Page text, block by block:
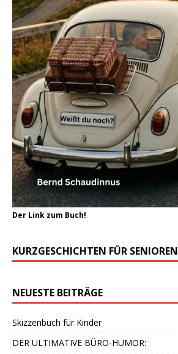
Der Link zum Buch!
KURZGESCHICHTEN FÜR SENIOREN
NEUESTE BEITRÄGE
Skizzenbuch für Kinder
DER ULTIMATIVE BÜRO-HUMOR: